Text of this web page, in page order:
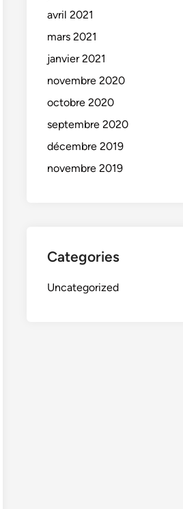
avril 2021
mars 2021
janvier 2021
novembre 2020
octobre 2020
septembre 2020
décembre 2019
novembre 2019
Categories
Uncategorized